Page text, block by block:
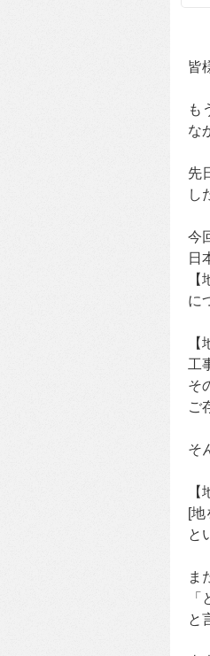
皆
も
な
先
し
今
日
【
に
工
そ
ご
そ
[地
と
ま
と